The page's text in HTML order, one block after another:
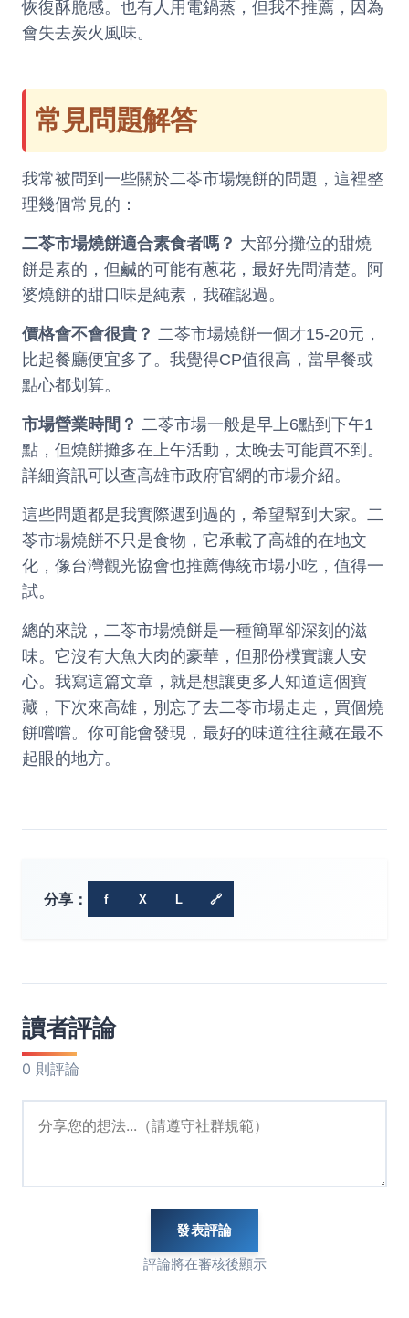
恢復酥脆感。也有人用電鍋蒸，但我不推薦，因為
會失去炭火風味。
常見問題解答
我常被問到一些關於二苓市場燒餅的問題，這裡整
理幾個常見的：
二苓市場燒餅適合素食者嗎？ 大部分攤位的甜燒
餅是素的，但鹹的可能有蔥花，最好先問清楚。阿
婆燒餅的甜口味是純素，我確認過。
價格會不會很貴？ 二苓市場燒餅一個才15-20元，
比起餐廳便宜多了。我覺得CP值很高，當早餐或
點心都划算。
市場營業時間？ 二苓市場一般是早上6點到下午1
點，但燒餅攤多在上午活動，太晚去可能買不到。
詳細資訊可以查高雄市政府官網的市場介紹。
這些問題都是我實際遇到過的，希望幫到大家。二
苓市場燒餅不只是食物，它承載了高雄的在地文
化，像台灣觀光協會也推薦傳統市場小吃，值得一
試。
總的來說，二苓市場燒餅是一種簡單卻深刻的滋
味。它沒有大魚大肉的豪華，但那份樸實讓人安
心。我寫這篇文章，就是想讓更多人知道這個寶
藏，下次來高雄，別忘了去二苓市場走走，買個燒
餅嚐嚐。你可能會發現，最好的味道往往藏在最不
起眼的地方。
分享： f X L 🔗
讀者評論
0 則評論
發表評論
評論將在審核後顯示